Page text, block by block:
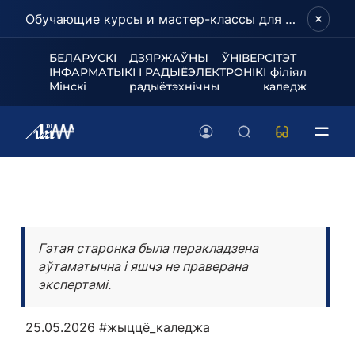
Обучающие курсы и мастер-классы для школьников и абитуриентов!
БЕЛАРУСКІ ДЗЯРЖАЎНЫ ЎНІВЕРСІТЭТ
ІНФАРМАТЫКІ І РАДЫЁЭЛЕКТРОНІКІ філіял
Мінскі радыётэхнічны каледж
Гэтая старонка была перакладзена
аўтаматычна і яшчэ не праверана
экспертамі.
25.05.2026 #жыццё_каледжа